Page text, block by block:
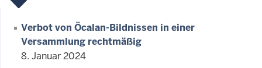
Verbot von Öcalan-Bildnissen in einer
Versammlung rechtmäßig
8. Januar 2024